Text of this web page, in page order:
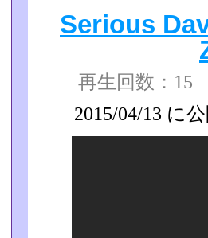
Serious
再生回数：
2015/04/13 に